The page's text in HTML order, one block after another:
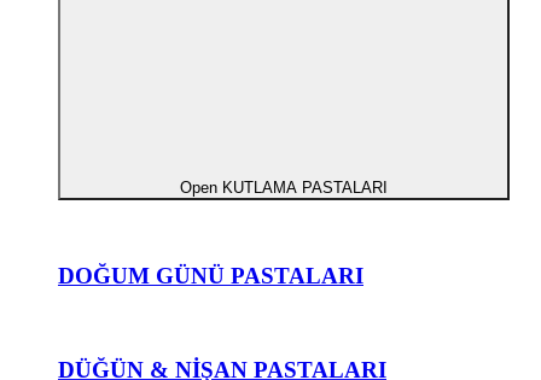
Open KUTLAMA PASTALARI
DOĞUM GÜNÜ PASTALARI
DÜĞÜN & NİŞAN PASTALARI